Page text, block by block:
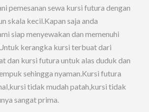
pemesanan sewa kursi futura dengan
skala kecil.Kapan saja anda
siap menyewakan dan memenuhi
kerangka kursi terbuat dari
dan kursi futura untuk alas duduk dan
sehingga nyaman.Kursi futura
tidak mudah patah,kursi tidak
sangat prima.